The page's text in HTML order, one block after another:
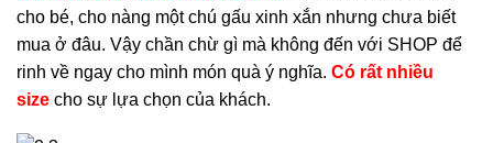
cho bé, cho nàng một chú gấu xinh xắn nhưng chưa biết
mua ở đâu. Vậy chần chừ gì mà không đến với SHOP để
rinh về ngay cho mình món quà ý nghĩa. Có rất nhiều
size cho sự lựa chọn của khách.